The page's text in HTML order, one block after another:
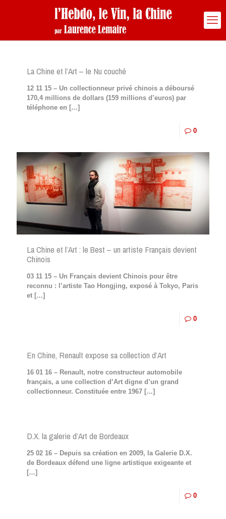
La Chine et l’Art – le Nu couché
12 11 15 – Un collectionneur privé chinois a déboursé
170,4 millions de dollars (159 millions d’euros) par
téléphone en […]
0
La Chine et l’Art : le Best – un artiste Français devient
Chinois
03 11 15 – Un Français devient Chinois pour être
reconnu : l’artiste Tao Hongjing, exposé à Tokyo, Paris
et […]
0
En Chine, Renault expose sa collection d’Art
16 01 16 – Renault, notre constructeur automobile
français, a une collection d’Art digne d’un grand
collectionneur. Constituée entre 1967 […]
D.X. la galerie d’Art de Bordeaux
25 02 16 – Depuis sa création en 2009, la Galerie D.X.
de Bordeaux défend une ligne artistique exigeante et
[…]
0